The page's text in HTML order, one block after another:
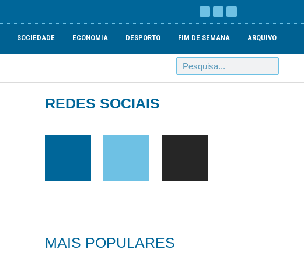
SOCIEDADE ECONOMIA DESPORTO FIM DE SEMANA ARQUIVO
REDES SOCIAIS
MAIS POPULARES